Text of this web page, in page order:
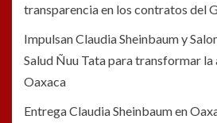
transparencia en los contratos del
Impulsan Claudia Sheinbaum y
Salud Ñuu Tata para transformar la
Oaxaca
Entrega Claudia Sheinbaum en